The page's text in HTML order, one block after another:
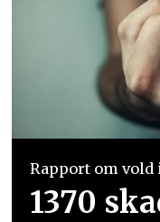
Rapport om
1370